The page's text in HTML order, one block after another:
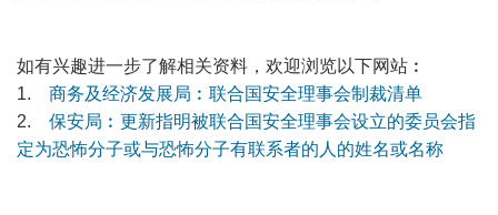
如有兴趣进一步了解相关资料，欢迎浏览以下网站︰
1. 商务及经济发展局︰联合国安全理事会制裁清单
2. 保安局︰更新指明被联合国安全理事会设立的委员会指
定为恐怖分子或与恐怖分子有联系者的人的姓名或名称